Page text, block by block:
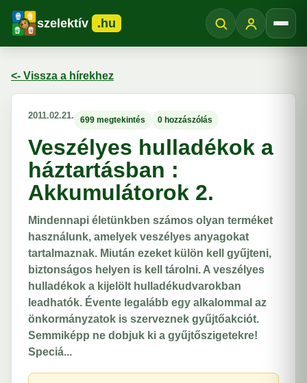
szelektív .hu
<- Vissza a hírekhez
2011.02.21. 699 megtekintés 0 hozzászólás
Veszélyes hulladékok a
háztartásban :
Akkumulátorok 2.
Mindennapi életünkben számos olyan terméket
használunk, amelyek veszélyes anyagokat
tartalmaznak. Miután ezeket külön kell gyűjteni,
biztonságos helyen is kell tárolni. A veszélyes
hulladékok a kijelölt hulladékudvarokban
leadhatók. Évente legalább egy alkalommal az
önkormányzatok is szerveznek gyűjtőakciót.
Semmiképp ne dobjuk ki a gyűjtőszigetekre!
Speciá...